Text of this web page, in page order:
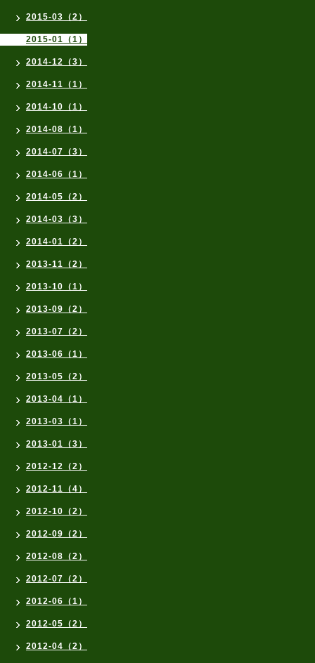
2015-03（2）
2015-01（1）
2014-12（3）
2014-11（1）
2014-10（1）
2014-08（1）
2014-07（3）
2014-06（1）
2014-05（2）
2014-03（3）
2014-01（2）
2013-11（2）
2013-10（1）
2013-09（2）
2013-07（2）
2013-06（1）
2013-05（2）
2013-04（1）
2013-03（1）
2013-01（3）
2012-12（2）
2012-11（4）
2012-10（2）
2012-09（2）
2012-08（2）
2012-07（2）
2012-06（1）
2012-05（2）
2012-04（2）